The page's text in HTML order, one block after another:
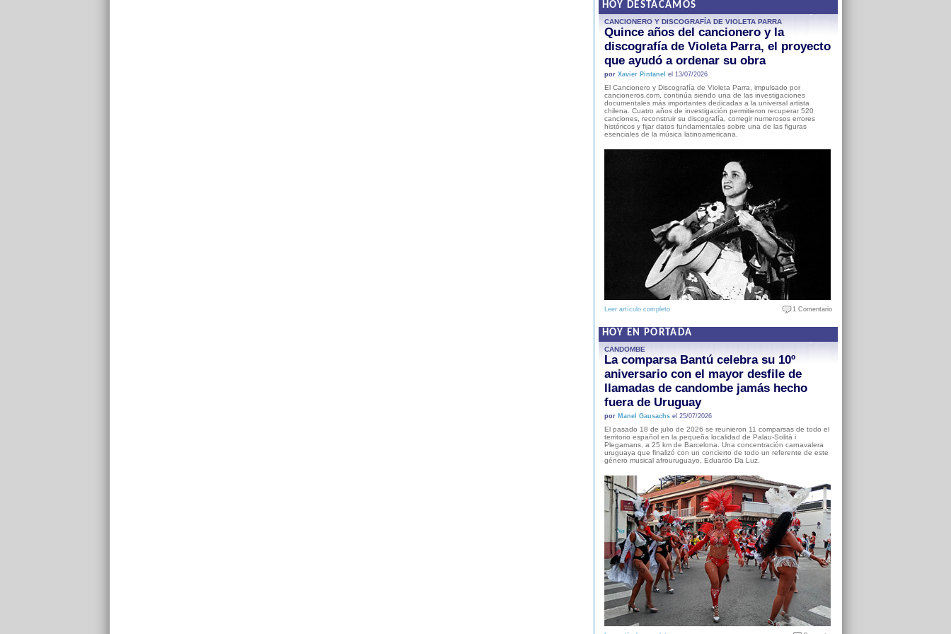
HOY DESTACAMOS
CANCIONERO Y DISCOGRAFÍA DE VIOLETA PARRA
Quince años del cancionero y la
discografía de Violeta Parra, el proyecto
que ayudó a ordenar su obra
por Xavier Pintanel el 13/07/2026
El Cancionero y Discografía de Violeta Parra, impulsado por
cancioneros.com, continúa siendo una de las investigaciones
documentales más importantes dedicadas a la universal artista
chilena. Cuatro años de investigación permitieron recuperar 520
canciones, reconstruir su discografía, corregir numerosos errores
históricos y fijar datos fundamentales sobre una de las figuras
esenciales de la música latinoamericana.
Leer artículo completo 1 Comentario
HOY EN PORTADA
CANDOMBE
La comparsa Bantú celebra su 10º
aniversario con el mayor desfile de
llamadas de candombe jamás hecho
fuera de Uruguay
por Manel Gausachsel 25/07/2026
El pasado 18 de julio de 2026 se reunieron 11 comparsas de todo el
territorio español en la pequeña localidad de Palau-Solità i
Plegamans, a 25 km de Barcelona. Una concentración carnavalera
uruguaya que finalizó con un concierto de todo un referente de este
género musical afrouruguayo, Eduardo Da Luz.